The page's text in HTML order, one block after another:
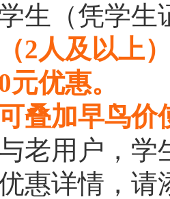
生（凭学
2人及以上
优惠。
叠加早鸟价
老用户，
惠详情，请